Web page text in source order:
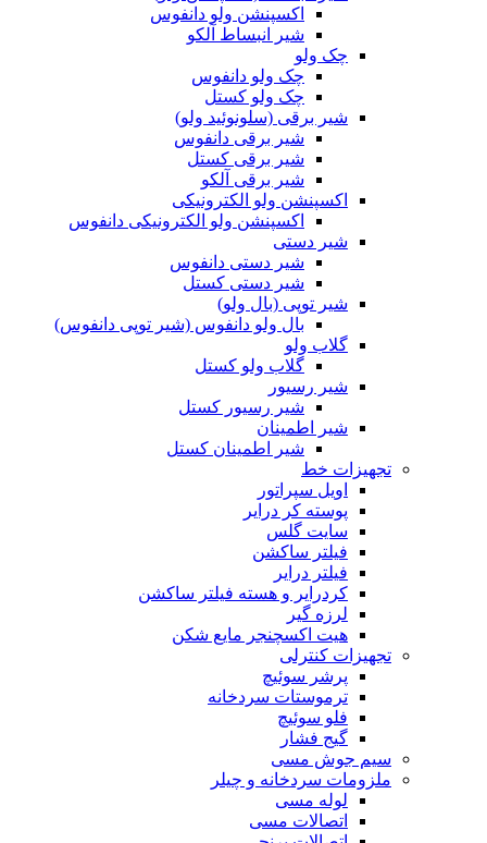
اکسپنشن ولو دانفوس
شیر انبساط آلکو
چک ولو
چک ولو دانفوس
چک ولو کستل
شیر برقی (سلونوئید ولو)
شیر برقی دانفوس
شیر برقی کستل
شیر برقی آلکو
اکسپنشن ولو الکترونیکی
اکسپنشن ولو الکترونیکی دانفوس
شیر دستی
شیر دستی دانفوس
شیر دستی کستل
شیر توپی (بال ولو)
بال ولو دانفوس (شیر توپی دانفوس)
گلاب ولو
گلاب ولو کستل
شیر رسیور
شیر رسیور کستل
شیر اطمینان
شیر اطمینان کستل
تجهیزات خط
اویل سپراتور
پوسته کر درایر
سایت گلس
فیلتر ساکشن
فیلتر درایر
کردرایر و هسته فیلتر ساکشن
لرزه گیر
هیت اکسچنجر مایع شکن
تجهیزات کنترلی
پرشر سوئیچ
ترموستات سردخانه
فلو سوئیچ
گیج فشار
سیم جوش مسی
ملزومات سردخانه و چیلر
لوله مسی
اتصالات مسی